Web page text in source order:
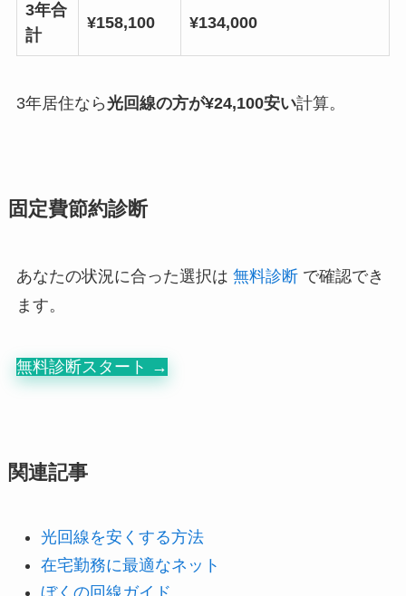
3年合
計
¥158,100 ¥134,000
3年居住なら光回線の方が¥24,100安い計算。
固定費節約診断
あなたの状況に合った選択は 無料診断で確認でき
ます。
無料診断スタート →
関連記事
光回線を安くする方法
在宅勤務に最適なネット